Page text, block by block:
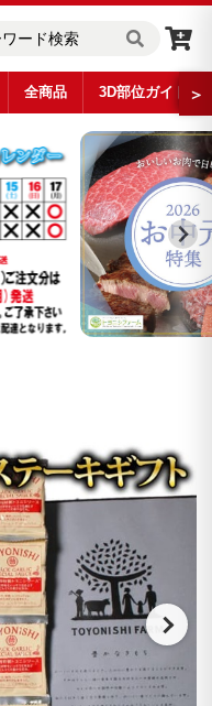
全商品 3D部位ガイド ＞